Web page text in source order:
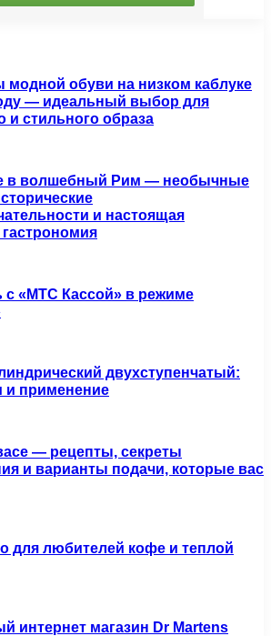
модной обуви на низком каблуке
— идеальный выбор для
и стильного образа
в волшебный Рим — необычные
и настоящая
гастрономия
с «МТС Кассой» в режиме
двухступенчатый:
и применение
— рецепты, секреты
и варианты подачи, которые вас
для любителей кофе и теплой
интернет магазин Dr Martens